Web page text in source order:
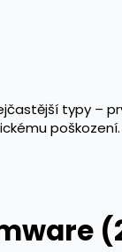
typy